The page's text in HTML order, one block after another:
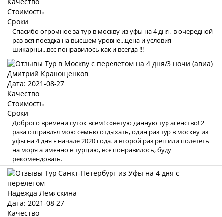
Стоимость
Сроки
Спасибо огромное за тур в москву из уфы на 4 дня , в очередной
раз вся поездка на высшем уровне...цена и условия
шикарны...все понравилось как и всегда !!!
Дмитрий Кранощенков
Дата: 2021-08-27
Качество
Стоимость
Сроки
Доброго времени суток всем! советую данную тур агенство! 2
раза отправлял мою семью отдыхать, один раз тур в москву из
уфы на 4 дня в начале 2020 года, и второй раз решили полететь
на моря а именно в турцию, все понравилось, буду
рекомендовать.
Надежда Лемяскина
Дата: 2021-08-27
Качество